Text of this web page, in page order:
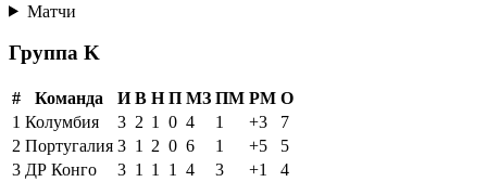
Матчи
Группа K
# Команда И В Н П МЗ ПМ РМ О
1 Колумбия 3 2 1 0 4 1 +3
7
2 Португалия 3 1 2 0 6 1 +5
5
3 ДР Конго 3 1 1 1 4 3 +1
4